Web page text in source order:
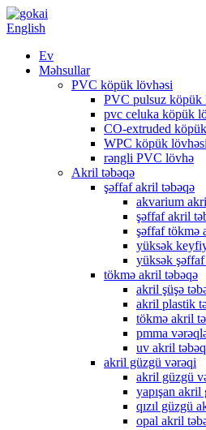
English
Ev
Məhsullar
PVC köpük lövhəsi
PVC pulsuz köpük
pvc celuka köpük
CO-extruded
WPC köpük lövhəsi
rəngli PVC lövhə
Akril təbəqə
şəffaf akril təbəqə
akvarium
şəffaf akril
şəffaf tökmə
yüksək
yüksək
tökmə akril təbəqə
akril şüşə
akril plastik
tökmə akril
pmma
uv akril
akril güzgü vərəqi
akril güzgü
yapışan
qızıl güzgü
opal akril